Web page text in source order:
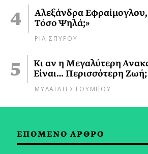
Αλεξάνδρα
Τόσο Ψηλά;»
ΡΙΑ ΣΠΥΡΟΥ
Κι αν η Μεγαλύτερη
Είναι… Περισσότερη Ζωή;
ΜΥΛΑΙΔΗ ΣΤΟΥΜΠΟΥ
ΕΠΟΜΕΝΟ ΑΡΘΡΟ